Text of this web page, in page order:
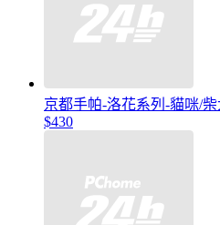
京都手帕-洛花系列-貓咪/
$430